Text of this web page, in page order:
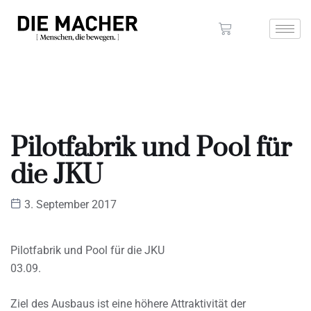
Pilotfabrik und Pool für
die JKU
3. September 2017
Pilotfabrik und Pool für die JKU
03.09.
Ziel des Ausbaus ist eine höhere Attraktivität der